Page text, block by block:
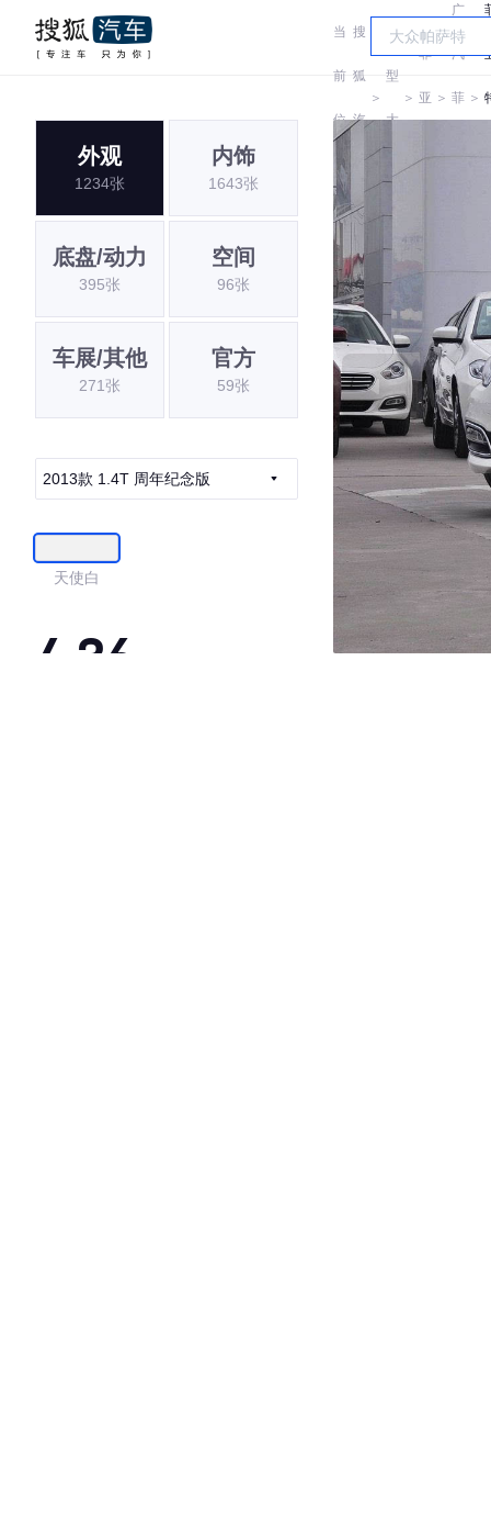
当
前
位
置:
搜
狐
汽
车
＞
车
型
大
＞
菲
亚 ＞
广
汽
菲 ＞
外观
1234张
内饰
1643张
底盘/动力
395张
空间
96张
车展/其他
271张
官方
59张
2013款 1.4T 周年纪念版
天使白
4.36